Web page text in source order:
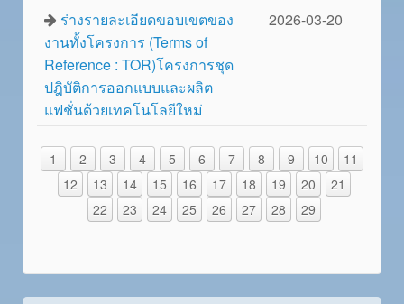
ร่างรายละเอียดขอบเขตของ
งานทั้งโครงการ (Terms of
Reference : TOR)โครงการชุด
ปฎิบัติการออกแบบและผลิต
แฟชั่นด้วยเทคโนโลยีใหม่
2026-03-20
1 2 3 4 5 6 7 8 9 10
11
12
13 14 15 16 17 18 19 20
21
22
23 24 25 26 27 28 29